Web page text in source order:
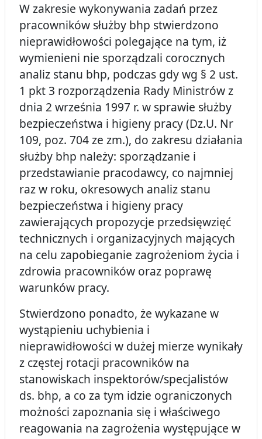
W zakresie wykonywania zadań przez
pracowników służby bhp stwierdzono
nieprawidłowości polegające na tym, iż
wymienieni nie sporządzali corocznych
analiz stanu bhp, podczas gdy wg § 2 ust.
1 pkt 3 rozporządzenia Rady Ministrów z
dnia 2 września 1997 r. w sprawie służby
bezpieczeństwa i higieny pracy (Dz.U. Nr
109, poz. 704 ze zm.), do zakresu działania
służby bhp należy: sporządzanie i
przedstawianie pracodawcy, co najmniej
raz w roku, okresowych analiz stanu
bezpieczeństwa i higieny pracy
zawierających propozycje przedsięwzięć
technicznych i organizacyjnych mających
na celu zapobieganie zagrożeniom życia i
zdrowia pracowników oraz poprawę
warunków pracy.
Stwierdzono ponadto, że wykazane w
wystąpieniu uchybienia i
nieprawidłowości w dużej mierze wynikały
z częstej rotacji pracowników na
stanowiskach inspektorów/specjalistów
ds. bhp, a co za tym idzie ograniczonych
możności zapoznania się i właściwego
reagowania na zagrożenia występujące w